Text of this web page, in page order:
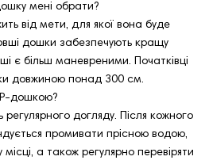
мені обрати?
від мети, для якої вона буде
дошки забезпечують кращу
є більш маневреними. Початківці
довжиною понад 300 см.
дошкою?
догляду. Після кожного
промивати прісною водою,
місці, а також регулярно перевіряти